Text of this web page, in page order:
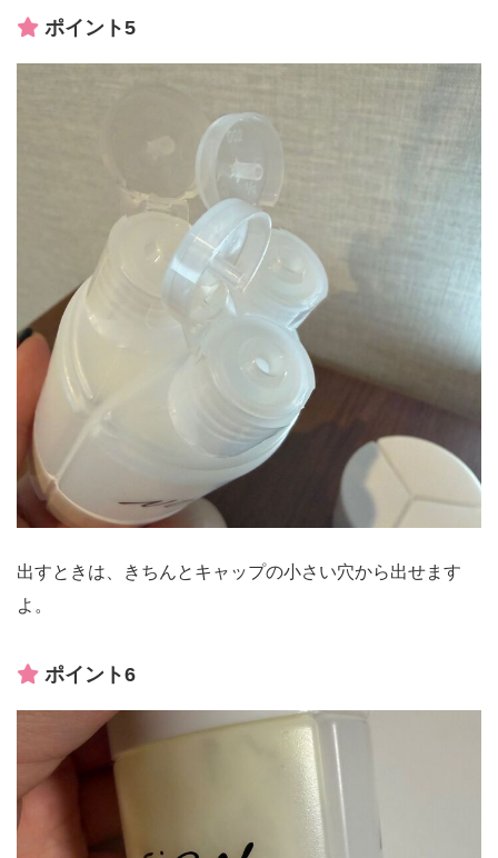
ポイント5
出すときは、きちんとキャップの小さい穴から出せます
よ。
ポイント6